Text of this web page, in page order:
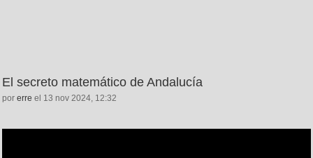
El secreto matemático de Andalucía
por erre el 13 nov 2024, 12:32